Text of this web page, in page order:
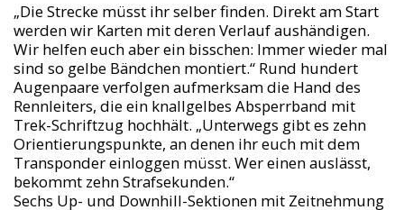
„Die Strecke müsst ihr selber finden. Direkt am Start
werden wir Karten mit deren Verlauf aushändigen.
Wir helfen euch aber ein bisschen: Immer wieder mal
sind so gelbe Bändchen montiert.“ Rund hundert
Augenpaare verfolgen aufmerksam die Hand des
Rennleiters, die ein knallgelbes Absperrband mit
Trek-Schriftzug hochhält. „Unterwegs gibt es zehn
Orientierungspunkte, an denen ihr euch mit dem
Transponder einloggen müsst. Wer einen auslässt,
bekommt zehn Strafsekunden.“
Sechs Up- und Downhill-Sektionen mit Zeitnehmung